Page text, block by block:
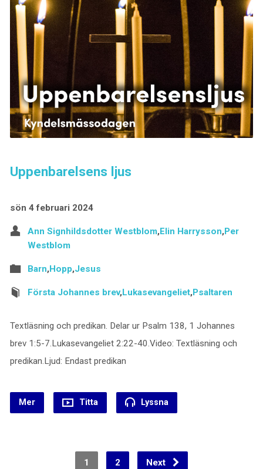
Uppenbarelsens ljus
sön 4 februari 2024
Ann Signhildsdotter Westblom,Elin Harrysson,Per
Westblom
Barn,Hopp,Jesus
Första Johannes brev,Lukasevangeliet,Psaltaren
Textläsning och predikan. Delar ur Psalm 138, 1 Johannes
brev 1:5-7.Lukasevangeliet 2:22-40.Video: Textläsning och
predikan.Ljud: Endast predikan
Mer Titta Lyssna
1 2 Next